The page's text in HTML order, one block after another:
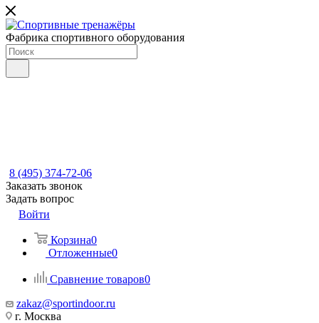
Фабрика спортивного оборудования
8 (495) 374-72-06
Заказать звонок
Задать вопрос
Войти
Корзина0
Отложенные0
Сравнение товаров0
zakaz@sportindoor.ru
г. Москва